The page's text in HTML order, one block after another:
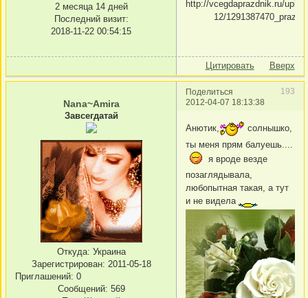
2 месяца 14 дней
Последний визит:
2018-11-22 00:54:15
Цитировать Вверх
Поделиться
193
2012-04-07 18:13:38
Nana~Amira
Завсегдатай
Откуда: Украина
Зарегистрирован: 2011-05-18
Приглашений: 0
Сообщений: 569
Анютик,
солнышко,
ты меня прям балуешь....
я вроде везде
позаглядывала,
любопытная такая, а тут
и не видела